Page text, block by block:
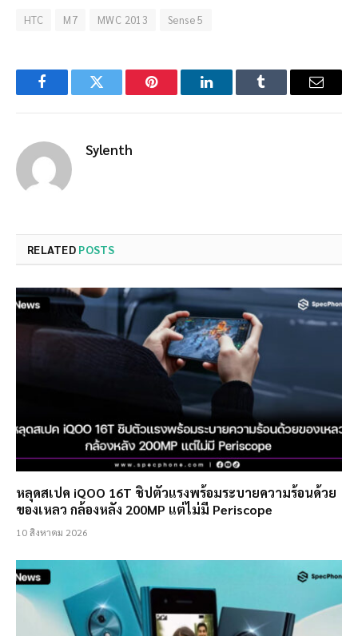
HTC M7 MWC 2013 Sense 5
FacebookTwitter Pinterest LinkedInTumblr Email
Sylenth
RELATED POSTS
หลุดสเปค iQOO 16T ชิปตัวแรงพร้อมระบายความร้อนด้วย
ของเหลว กล้องหลัง 200MP แต่ไม่มี Periscope
10 สิงหาคม 2026